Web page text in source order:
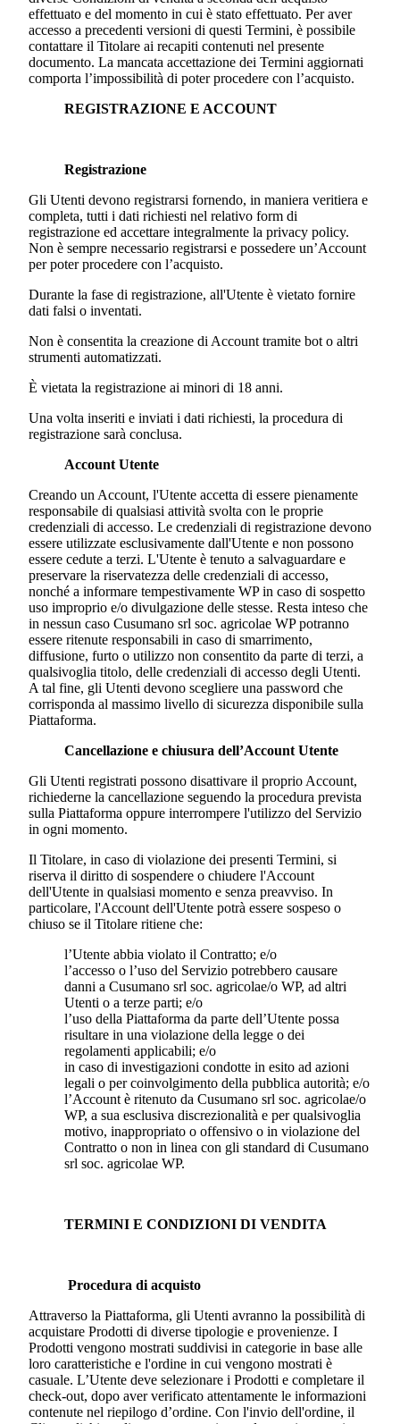
effettuato e del momento in cui è stato effettuato. Per aver
accesso a precedenti versioni di questi Termini, è possibile
contattare il Titolare ai recapiti contenuti nel presente
documento. La mancata accettazione dei Termini aggiornati
comporta l’impossibilità di poter procedere con l’acquisto.
REGISTRAZIONE E ACCOUNT
Registrazione
Gli Utenti devono registrarsi fornendo, in maniera veritiera e
completa, tutti i dati richiesti nel relativo form di
registrazione ed accettare integralmente la privacy policy.
Non è sempre necessario registrarsi e possedere un’Account
per poter procedere con l’acquisto.
Durante la fase di registrazione, all'Utente è vietato fornire
dati falsi o inventati.
Non è consentita la creazione di Account tramite bot o altri
strumenti automatizzati.
È vietata la registrazione ai minori di 18 anni.
Una volta inseriti e inviati i dati richiesti, la procedura di
registrazione sarà conclusa.
Account Utente
Creando un Account, l'Utente accetta di essere pienamente
responsabile di qualsiasi attività svolta con le proprie
credenziali di accesso. Le credenziali di registrazione devono
essere utilizzate esclusivamente dall'Utente e non possono
essere cedute a terzi. L'Utente è tenuto a salvaguardare e
preservare la riservatezza delle credenziali di accesso,
nonché a informare tempestivamente WP in caso di sospetto
uso improprio e/o divulgazione delle stesse. Resta inteso che
in nessun caso Cusumano srl soc. agricolae WP potranno
essere ritenute responsabili in caso di smarrimento,
diffusione, furto o utilizzo non consentito da parte di terzi, a
qualsivoglia titolo, delle credenziali di accesso degli Utenti.
A tal fine, gli Utenti devono scegliere una password che
corrisponda al massimo livello di sicurezza disponibile sulla
Piattaforma.
Cancellazione e chiusura dell’Account Utente
Gli Utenti registrati possono disattivare il proprio Account,
richiederne la cancellazione seguendo la procedura prevista
sulla Piattaforma oppure interrompere l'utilizzo del Servizio
in ogni momento.
Il Titolare, in caso di violazione dei presenti Termini, si
riserva il diritto di sospendere o chiudere l'Account
dell'Utente in qualsiasi momento e senza preavviso. In
particolare, l'Account dell'Utente potrà essere sospeso o
chiuso se il Titolare ritiene che:
l’Utente abbia violato il Contratto; e/o
l’accesso o l’uso del Servizio potrebbero causare
danni a Cusumano srl soc. agricolae/o WP, ad altri
Utenti o a terze parti; e/o
l’uso della Piattaforma da parte dell’Utente possa
risultare in una violazione della legge o dei
regolamenti applicabili; e/o
in caso di investigazioni condotte in esito ad azioni
legali o per coinvolgimento della pubblica autorità; e/o
l’Account è ritenuto da Cusumano srl soc. agricolae/o
WP, a sua esclusiva discrezionalità e per qualsivoglia
motivo, inappropriato o offensivo o in violazione del
Contratto o non in linea con gli standard di Cusumano
srl soc. agricolae WP.
TERMINI E CONDIZIONI DI VENDITA
Procedura di acquisto
Attraverso la Piattaforma, gli Utenti avranno la possibilità di
acquistare Prodotti di diverse tipologie e provenienze. I
Prodotti vengono mostrati suddivisi in categorie in base alle
loro caratteristiche e l'ordine in cui vengono mostrati è
casuale. L’Utente deve selezionare i Prodotti e completare il
check-out, dopo aver verificato attentamente le informazioni
contenute nel riepilogo d’ordine. Con l'invio dell'ordine, il